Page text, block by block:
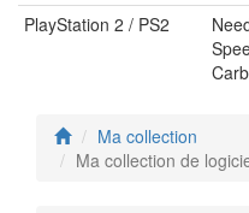
PlayStation 2 / PS2
Ma collection
Ma collection de